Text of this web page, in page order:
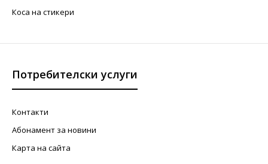
Коса на стикери
Потребителски услуги
Контакти
Абонамент за новини
Карта на сайта